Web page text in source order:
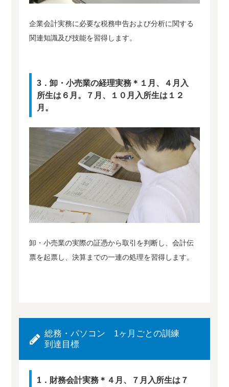
企業会計実務に必要な税務申告および分析に関する
関連知識及び技能を習得します。
3．卸・小売業の経理実務＊１月、４月入
所生は６月。７月、１０月入所生は１２
月。
卸・小売業の実際の証憑から取引を判断し、会計伝
票を起票し、決算までの一連の処理を習得します。
総務・パソコン 1ヶ月ごとの訓練
到達目標
1．財務会計実務＊４月、７月入所生は７